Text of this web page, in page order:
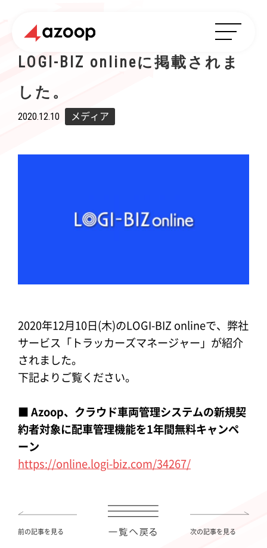
LOGI-BIZ onlineに掲載されま
した。
2020.12.10 メディア
2020年12月10日(木)のLOGI-BIZ onlineで、弊社
サービス「トラッカーズマネージャー」が紹介
されました。
下記よりご覧ください。
■ Azoop、クラウド車両管理システムの新規契
約者対象に配車管理機能を1年間無料キャンペ
ーン
https://online.logi-biz.com/34267/
前の記事を見る 次の記事を見る